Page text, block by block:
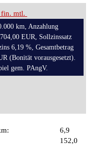
fin. mtl.
km, Anzahlung
EUR, Sollzinssatz
6,19 %, Gesamtbetrag
(Bonität vorausgesetzt).
gem. PAngV.
6,9
152,0